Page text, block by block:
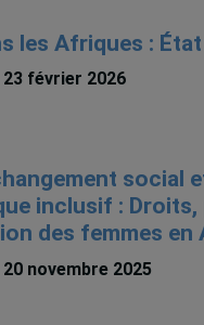
les Afriques :
février 2026
social
inclusif :
des femmes en
novembre 2025